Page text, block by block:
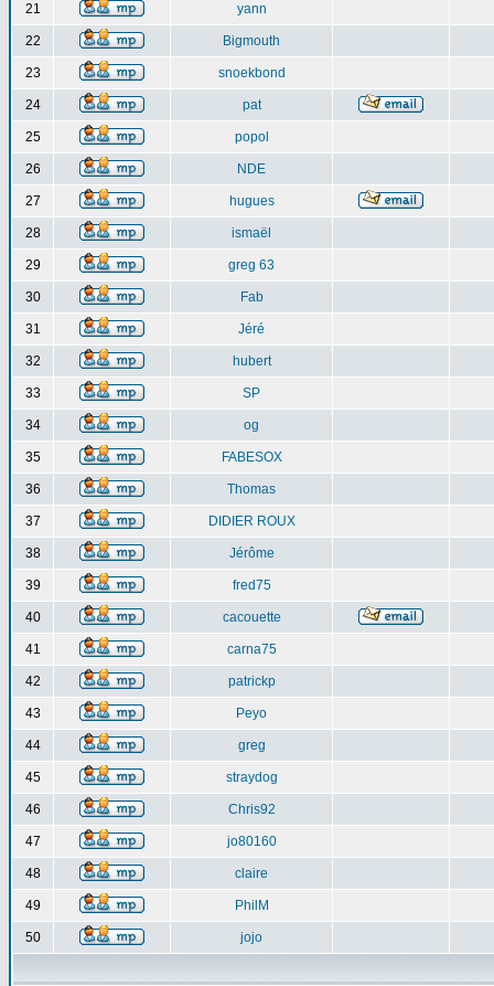
21 yann
22 Bigmouth
23 snoekbond
24 pat
25 popol
26 NDE
27 hugues
28 ismaël
29 greg 63
30 Fab
31 Jéré
32 hubert
33 SP
34 og
35 FABESOX
36 Thomas
37 DIDIER ROUX
38 Jérôme
39 fred75
40 cacouette
41 carna75
42 patrickp
43 Peyo
44 greg
45 straydog
46 Chris92
47 jo80160
48 claire
49 PhilM
50 jojo